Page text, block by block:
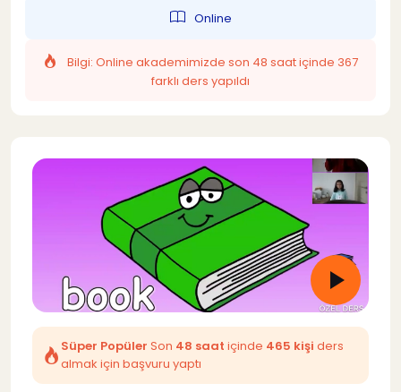
Online
Bilgi: Online akademimizde son 48 saat içinde 367
farklı ders yapıldı
Süper Popüler Son 48 saat içinde 465 kişi ders
almak için başvuru yaptı